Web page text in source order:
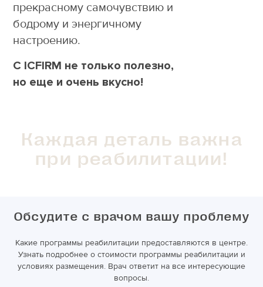
прекрасному самочувствию и
бодрому и энергичному
настроению.
С ICFIRM не только полезно,
но еще и очень вкусно!
Каждая деталь важна
при реабилитации!
Обсудите с врачом вашу проблему
Какие программы реабилитации предоставляются в центре.
Узнать подробнее о стоимости программы реабилитации и
условиях размещения. Врач ответит на все интересующие
вопросы.